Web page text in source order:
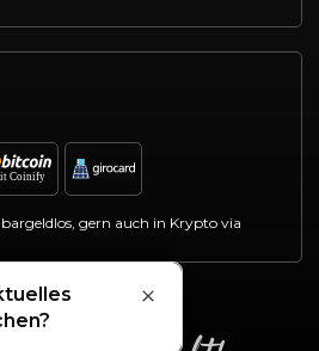
gern auch in Krypto via
Schließen